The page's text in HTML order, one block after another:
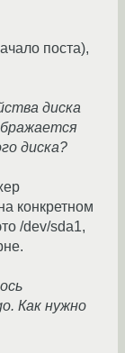
поста),
диска
диска?
конкретном
/dev/sda1,
Как нужно